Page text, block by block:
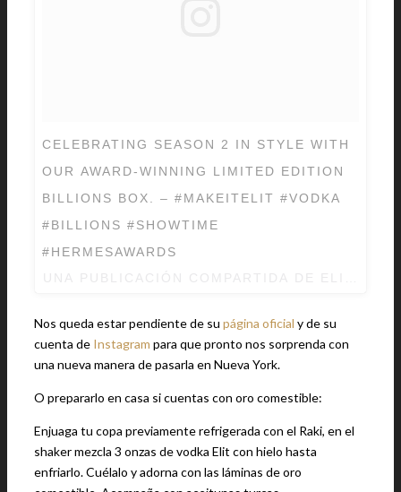
CELEBRATING SEASON 2 IN STYLE WITH
OUR AWARD-WINNING LIMITED EDITION
BILLIONS BOX. – #MAKEITELIT #VODKA
#BILLIONS #SHOWTIME
#HERMESAWARDS
Nos queda estar pendiente de su página oficial y de su
cuenta de Instagram para que pronto nos sorprenda con
una nueva manera de pasarla en Nueva York.
O prepararlo en casa si cuentas con oro comestible:
Enjuaga tu copa previamente refrigerada con el Raki, en el
shaker mezcla 3 onzas de vodka Elit con hielo hasta
enfriarlo. Cuélalo y adorna con las láminas de oro